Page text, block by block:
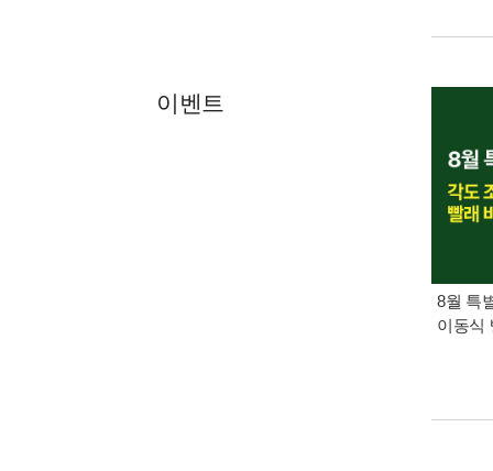
이벤트
8월 특
이동식